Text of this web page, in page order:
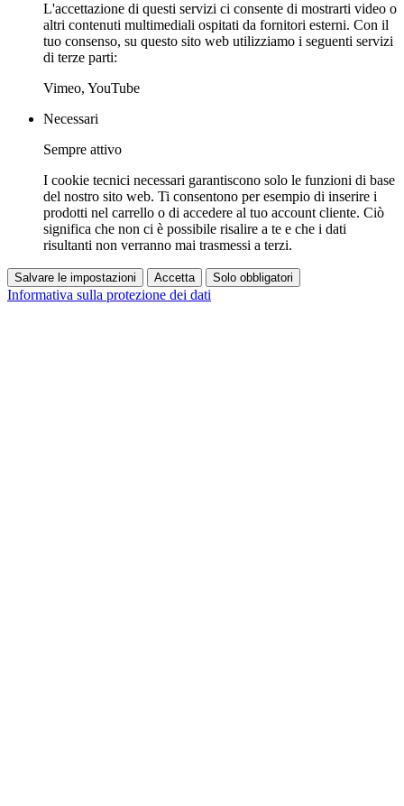
L'accettazione di questi servizi ci consente di mostrarti video o
altri contenuti multimediali ospitati da fornitori esterni. Con il
tuo consenso, su questo sito web utilizziamo i seguenti servizi
di terze parti:
Vimeo, YouTube
Necessari
Sempre attivo
I cookie tecnici necessari garantiscono solo le funzioni di base
del nostro sito web. Ti consentono per esempio di inserire i
prodotti nel carrello o di accedere al tuo account cliente. Ciò
significa che non ci è possibile risalire a te e che i dati
risultanti non verranno mai trasmessi a terzi.
Salvare le impostazioni Accetta Solo obbligatori
Informativa sulla protezione dei dati